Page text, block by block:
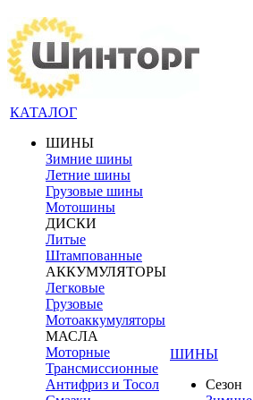
КАТАЛОГ
ШИНЫ
Зимние шины
Летние шины
Грузовые шины
Мотошины
ДИСКИ
Литые
Штампованные
АККУМУЛЯТОРЫ
Легковые
Грузовые
Мотоаккумуляторы
МАСЛА
Моторные
Трансмиссионные
Антифриз и Тосол
ШИНЫ
Сезон